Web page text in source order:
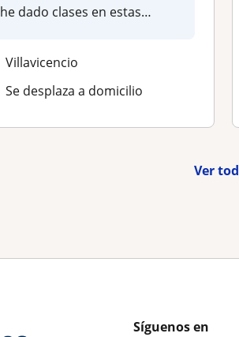
he dado clases en estas
Villavicencio
Se desplaza a domicilio
Ver
Síguenos en